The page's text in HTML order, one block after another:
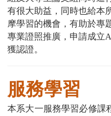
有很大助益，同時也給本
摩學習的機會，有助於專
專業證照推廣，申請成立
獲認證。
服務學習
本系大一服務學習必修課